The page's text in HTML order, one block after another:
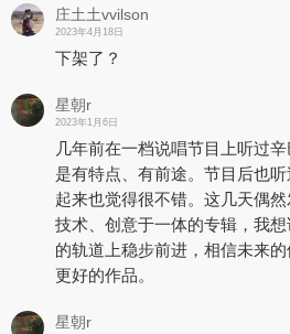
庄土土vvilson
2023年4月18日
下架了？
星朝r
2023年1月6日
几年前在一档说唱节目上听过
是有特点、有前途。节目后也
起来也觉得很不错。这几天偶然
技术、创意于一体的专辑，我
的轨道上稳步前进，相信未来
更好的作品。
星朝r